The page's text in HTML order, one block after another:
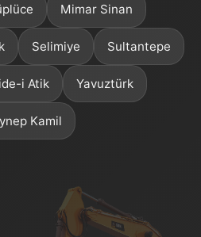
Mimar Sinan
Selimiye Sultantepe
i Atik Yavuztürk
Kamil